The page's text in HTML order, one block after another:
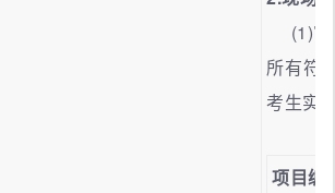
(1)审
所有符
考生实
项目编